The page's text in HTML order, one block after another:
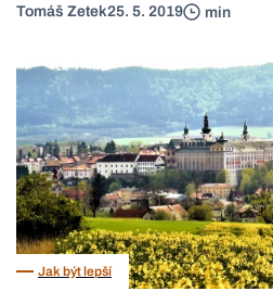
Tomáš Zetek25. 5. 2019 min
Jak být lepší